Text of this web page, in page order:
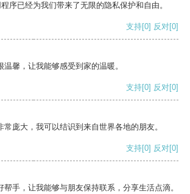
序已经为我们带来了无限的隐私保护和自由。
支持[0] 反对[0]
馨，让我能够感受到家的温暖。
支持[0] 反对[0]
庞大，我可以结识到来自世界各地的朋友。
支持[0] 反对[0]
帮手，让我能够与朋友保持联系，分享生活点滴。